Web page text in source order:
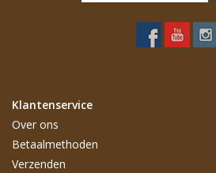
Klantenservice
Over ons
Betaalmethoden
Verzenden